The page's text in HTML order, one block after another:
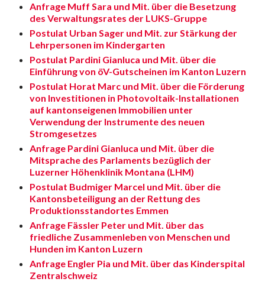
Anfrage Muff Sara und Mit. über die Besetzung
des Verwaltungsrates der LUKS-Gruppe
Postulat Urban Sager und Mit. zur Stärkung der
Lehrpersonen im Kindergarten
Postulat Pardini Gianluca und Mit. über die
Einführung von öV-Gutscheinen im Kanton Luzern
Postulat Horat Marc und Mit. über die Förderung
von Investitionen in Photovoltaik-Installationen
auf kantonseigenen Immobilien unter
Verwendung der Instrumente des neuen
Stromgesetzes
Anfrage Pardini Gianluca und Mit. über die
Mitsprache des Parlaments bezüglich der
Luzerner Höhenklinik Montana (LHM)
Postulat Budmiger Marcel und Mit. über die
Kantonsbeteiligung an der Rettung des
Produktionsstandortes Emmen
Anfrage Fässler Peter und Mit. über das
friedliche Zusammenleben von Menschen und
Hunden im Kanton Luzern
Anfrage Engler Pia und Mit. über das Kinderspital
Zentralschweiz